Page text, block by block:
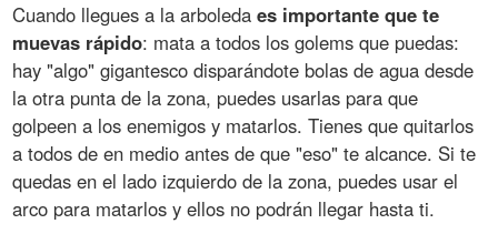
Cuando llegues a la arboledaes importante que te
muevas rápido: mata a todos los golems que puedas:
hay "algo" gigantesco disparándote bolas de agua desde
la otra punta de la zona, puedes usarlas para que
golpeen a los enemigos y matarlos. Tienes que quitarlos
a todos de en medio antes de que "eso" te alcance. Si te
quedas en el lado izquierdo de la zona, puedes usar el
arco para matarlos y ellos no podrán llegar hasta ti.